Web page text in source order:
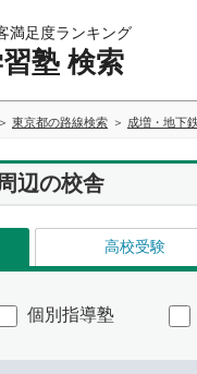
満足度ランキング
塾 検索
東京都の路線検索 成増・地下
辺の校舎
高校受験
個別指導塾